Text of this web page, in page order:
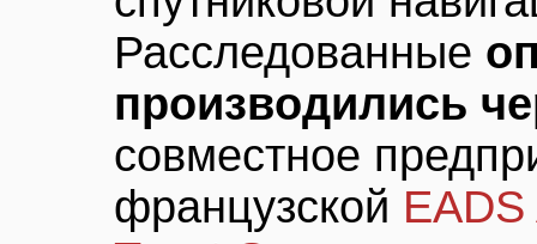
Расследованные
производились
совместное
французской